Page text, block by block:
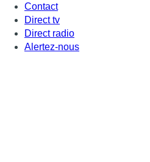
Contact
Direct tv
Direct radio
Alertez-nous